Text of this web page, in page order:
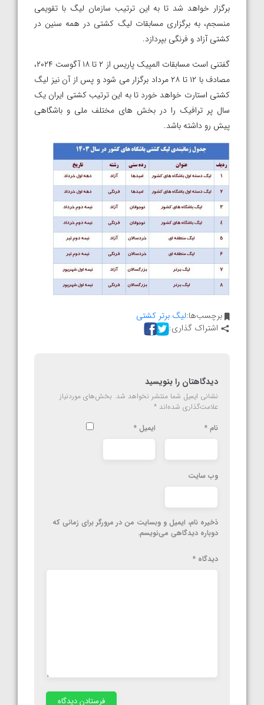
برگزار خواهد شد تا به این ترتیب سازمان لیگ با تقویمی
منسجم، به برگزاری مسابقات لیگ کشتی در همه سنین در
کشتی آزاد و فرنگی بپردازد.
گفتنی است مسابقات المپیک پاریس از ۲ تا ۱۸ آگوست ۲۰۲۴،
مصادف با ۱۲ تا ۲۸ مرداد برگزار می شود و پس از آن نیز لیگ
کشتی استارت خواهد خورد تا به این ترتیب کشتی ایران یک
سال پر ترافیک را در بخش های مختلف ملی و باشگاهی
پیش رو داشته باشد.
برچسب‌ها:لیگ برتر کشتی
اشتراک گذاری:
دیدگاهتان را بنویسید
نشانی ایمیل شما منتشر نخواهد شد. بخش‌های موردنیاز
علامت‌گذاری شده‌اند *
نام * ایمیل *
وب‌ سایت
ذخیره نام، ایمیل و وبسایت من در مرورگر برای زمانی که
دوباره دیدگاهی می‌نویسم.
دیدگاه *